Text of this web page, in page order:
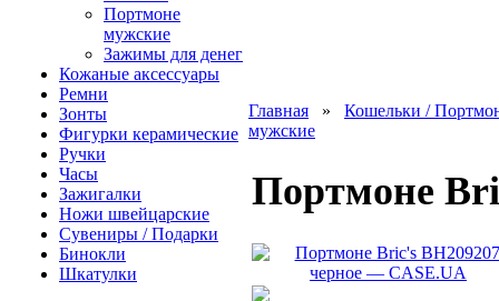
Портмоне
мужские
Зажимы для денег
Кожаные аксессуары
Ремни
Зонты
Фигурки керамические
Ручки
Часы
Зажигалки
Ножи швейцарские
Сувениры / Подарки
Бинокли
Шкатулки
Главная » Кошельки /
мужские
Портмоне